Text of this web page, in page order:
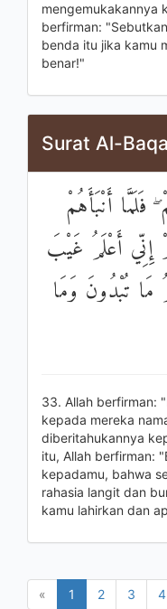
mengemukakannya
berfirman:
benda itu jika kamu
benar!"
Surat Al-
فَلَمَّا أَنْبَأَهُمْ
إِنِّي أَعْلَمُ غَيْبَ
تُبْدُونَ وَمَا
33. Allah berfirman:
kepada mereka
diberitahukannya
itu, Allah berfirman:
kepadamu, bahwa
rahasia langit dan
kamu lahirkan dan
« 1 2 3 4